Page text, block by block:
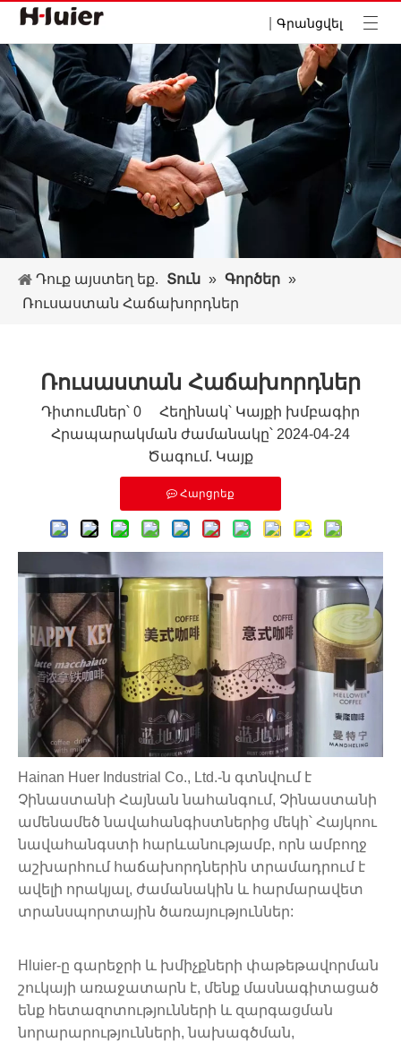
Գրանցվել
Դուք այստեղ եք. Տուն » Գործեր »
Ռուսաստան Հաճախորդներ
Ռուսաստան Հաճախորդներ
Դիտումներ՝ 0 Հեղինակ՝ Կայքի խմբագիր
Հրապարակման ժամանակը՝ 2024-04-24
Ծագում. Կայք
Հարցրեք
Hainan Huer Industrial Co., Ltd.-ն գտնվում է
Չինաստանի Հայնան նահանգում, Չինաստանի
ամենամեծ նավահանգիստներից մեկի՝ Հայկոու
նավահանգստի հարևանությամբ, որն ամբողջ
աշխարհում հաճախորդներին տրամադրում է
ավելի որակյալ, ժամանակին և հարմարավետ
տրանսպորտային ծառայություններ:
Hluier-ը գարեջրի և խմիչքների փաթեթավորման
շուկայի առաջատարն է, մենք մասնագիտացած
ենք հետազոտությունների և զարգացման
նորարարությունների, նախագծման,